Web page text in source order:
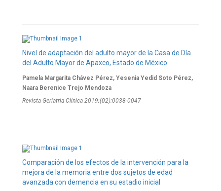
Nivel de adaptación del adulto mayor de la Casa de Día
del Adulto Mayor de Apaxco, Estado de México
Pamela Margarita Chávez Pérez, Yesenia Yedid Soto Pérez,
Naara Berenice Trejo Mendoza
Revista Geriatría Clí­nica 2019;(02):0038-0047
Comparación de los efectos de la intervención para la
mejora de la memoria entre dos sujetos de edad
avanzada con demencia en su estadio inicial